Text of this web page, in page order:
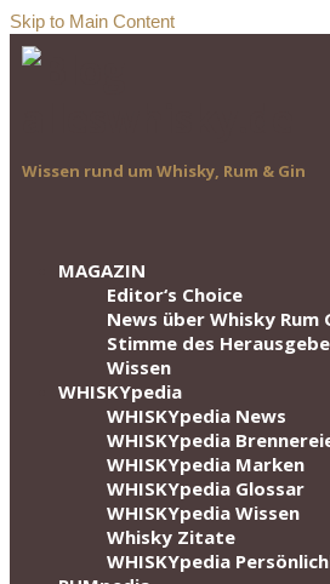
Skip to Main Content
Wissen rund um Whisky, Rum & Gin
MAGAZIN
Editor‘s Choice
News über Whisky Rum
Stimme des
Wissen
WHISKYpedia
WHISKYpedia News
WHISKYpedia
WHISKYpedia Marken
WHISKYpedia Glossar
WHISKYpedia Wissen
Whisky Zitate
WHISKYpedia